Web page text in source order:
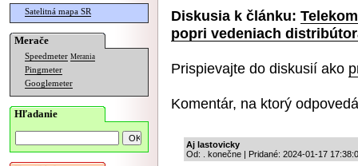
Satelitná mapa SR
Merače
Speedmeter Merania
Pingmeter
Googlemeter
Hľadanie
Diskusia k článku:
popri vedeniach
Prispievajte do diskusií ako
Komentár, na ktorý
Aj lastovicky
Od: . konečne | Pridané: 2024-01-17